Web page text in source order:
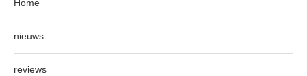
Home
nieuws
reviews